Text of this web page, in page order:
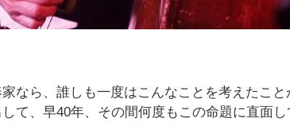
なら、誰しも一度はこんなことを考えたこ
て、早40年、その間何度もこの命題に直面し